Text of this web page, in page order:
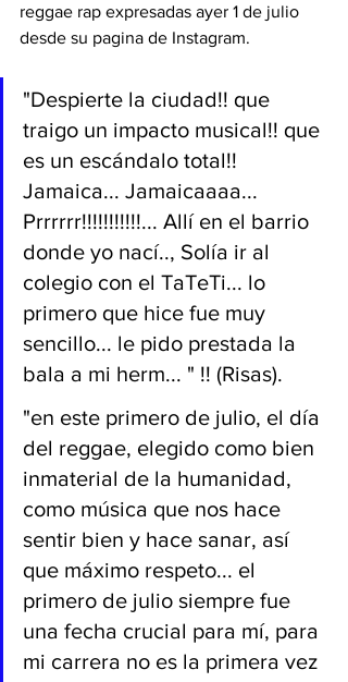
reggae rap expresadas ayer 1 de julio
desde su pagina de Instagram.
"Despierte la ciudad!! que
traigo un impacto musical!! que
es un escándalo total!!
Jamaica... Jamaicaaaa...
Prrrrrr!!!!!!!!!!!... Allí en el barrio
donde yo nací.., Solía ir al
colegio con el TaTeTi... lo
primero que hice fue muy
sencillo... le pido prestada la
bala a mi herm... " !! (Risas).
"en este primero de julio, el día
del reggae, elegido como bien
inmaterial de la humanidad,
como música que nos hace
sentir bien y hace sanar, así
que máximo respeto... el
primero de julio siempre fue
una fecha crucial para mí, para
mi carrera no es la primera vez